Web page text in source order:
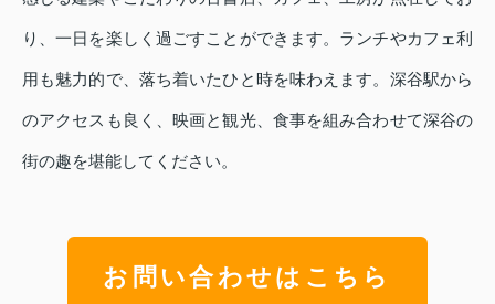
り、一日を楽しく過ごすことができます。ランチやカフェ利
用も魅力的で、落ち着いたひと時を味わえます。深谷駅から
のアクセスも良く、映画と観光、食事を組み合わせて深谷の
街の趣を堪能してください。
お問い合わせはこちら